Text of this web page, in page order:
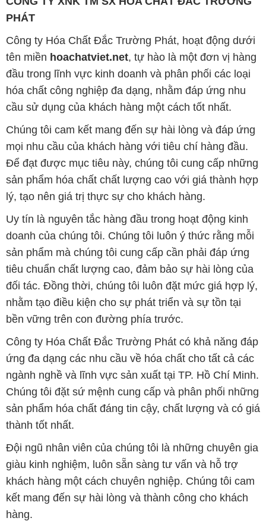
hóa chất công nghiệp đa dạng, nhằm đáp ứng nhu
cầu sử dụng của khách hàng một cách tốt nhất.
Chúng tôi cam kết mang đến sự hài lòng và đáp ứng
mọi nhu cầu của khách hàng với tiêu chí hàng đầu.
Để đạt được mục tiêu này, chúng tôi cung cấp những
sản phẩm hóa chất chất lượng cao với giá thành hợp
lý, tạo nên giá trị thực sự cho khách hàng.
Uy tín là nguyên tắc hàng đầu trong hoạt động kinh
doanh của chúng tôi. Chúng tôi luôn ý thức rằng mỗi
sản phẩm mà chúng tôi cung cấp cần phải đáp ứng
tiêu chuẩn chất lượng cao, đảm bảo sự hài lòng của
đối tác. Đồng thời, chúng tôi luôn đặt mức giá hợp lý,
nhằm tạo điều kiện cho sự phát triển và sự tồn tại
bền vững trên con đường phía trước.
Công ty Hóa Chất Đắc Trường Phát có khả năng đáp
ứng đa dạng các nhu cầu về hóa chất cho tất cả các
ngành nghề và lĩnh vực sản xuất tại TP. Hồ Chí Minh.
Chúng tôi đặt sứ mệnh cung cấp và phân phối những
sản phẩm hóa chất đáng tin cậy, chất lượng và có giá
thành tốt nhất.
Đội ngũ nhân viên của chúng tôi là những chuyên gia
giàu kinh nghiệm, luôn sẵn sàng tư vấn và hỗ trợ
khách hàng một cách chuyên nghiệp. Chúng tôi cam
kết mang đến sự hài lòng và thành công cho khách
hàng.
Để biết thêm thông tin chi tiết và được tư vấn, quý
khách hàng có thể truy cập vào trang web của chúng
tôi tại địa chỉ hoachatviet.net. Chúng tôi rất mong
được phục vụ và xây dựng mối quan hệ cùng phát